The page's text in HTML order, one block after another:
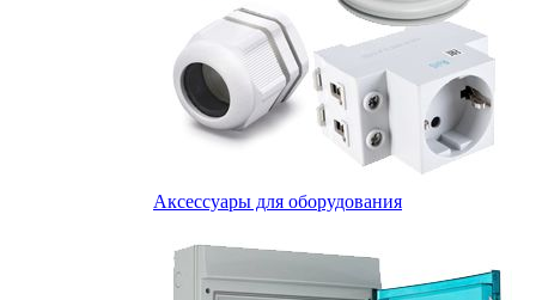
Аксессуары для оборудования